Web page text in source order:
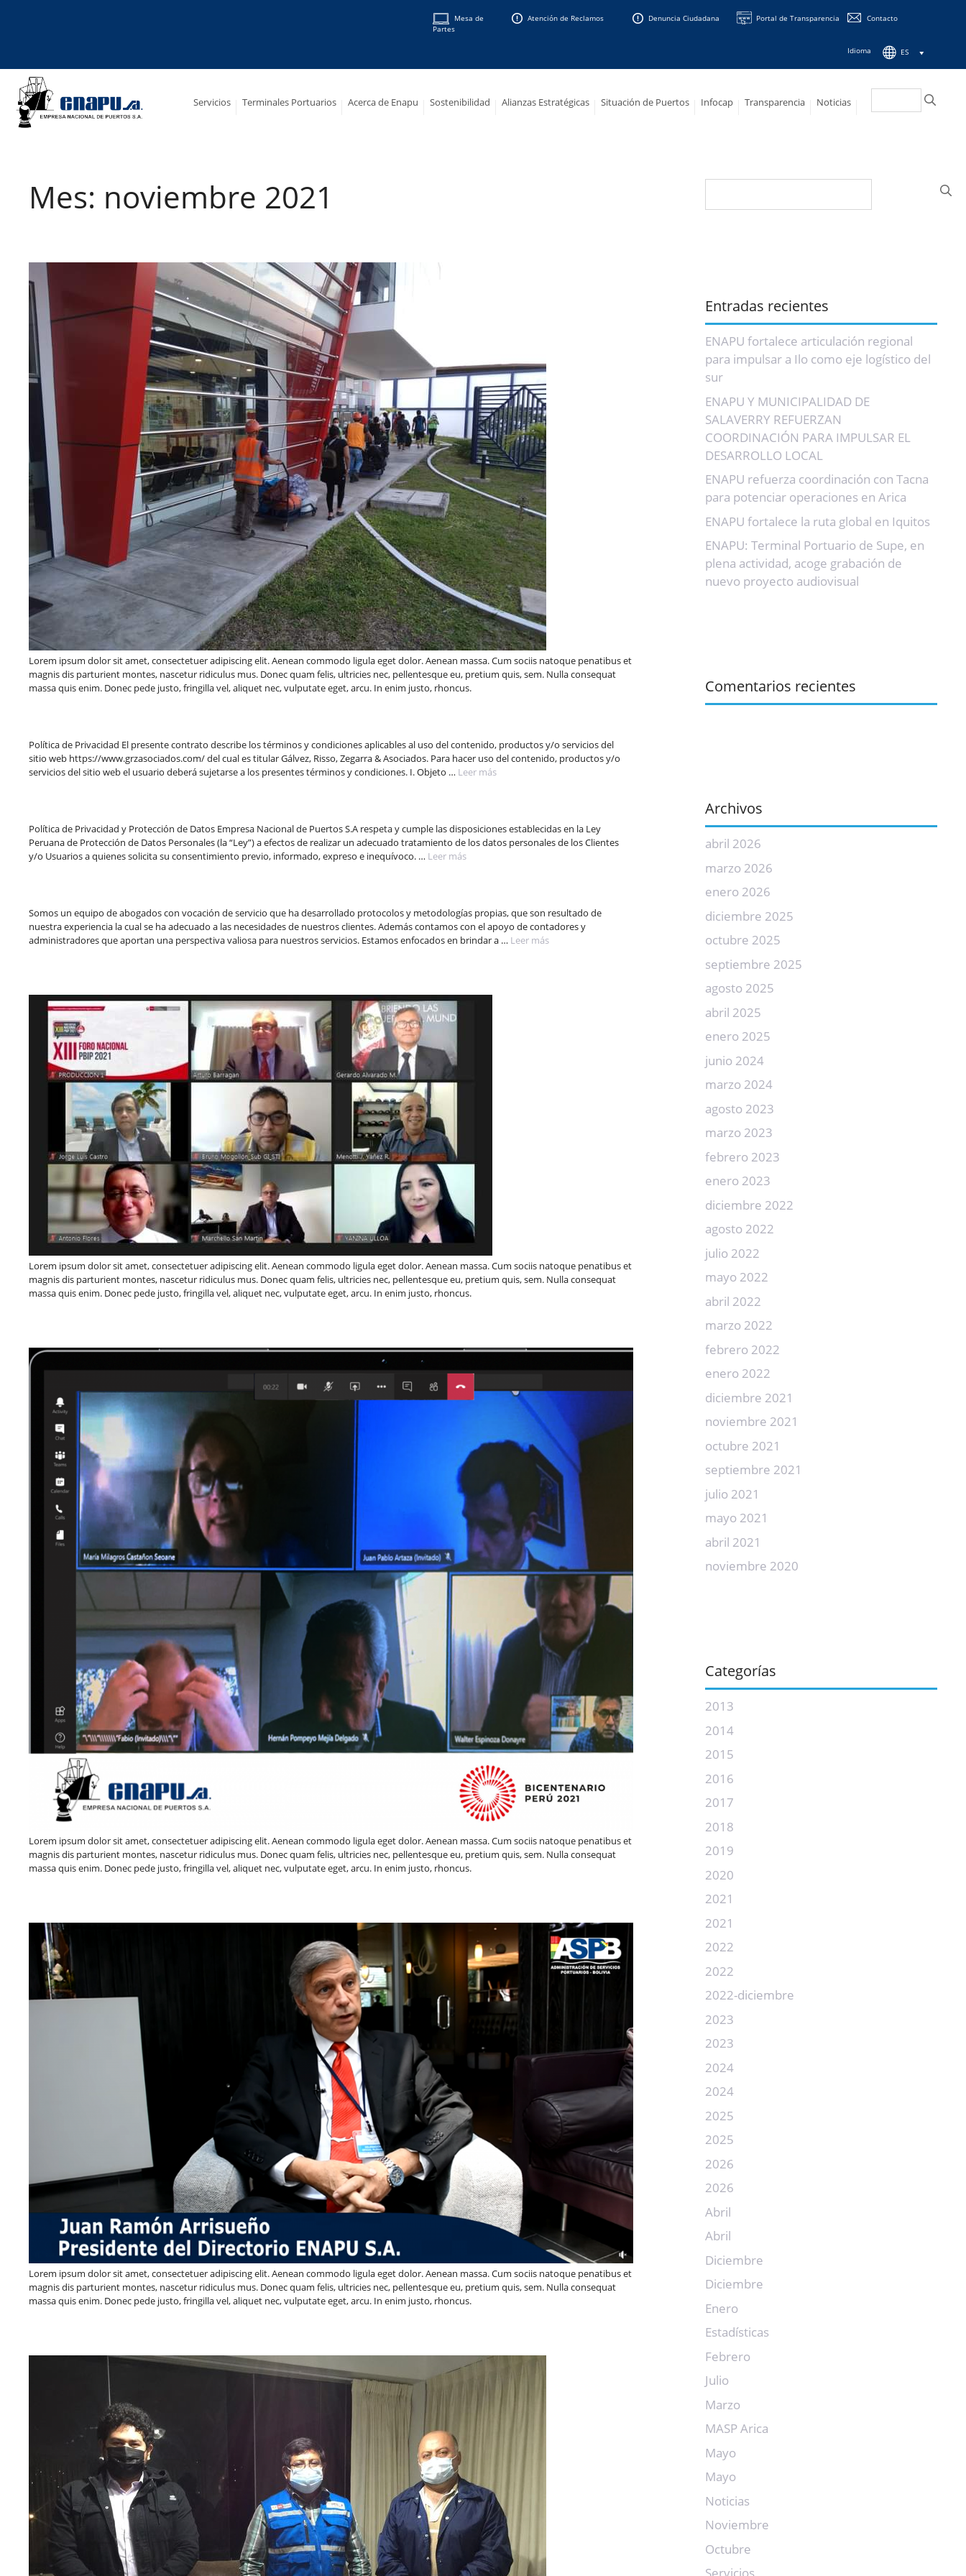
Mesa de
Partes
Atención de Reclamos Denuncia Ciudadana Portal de Transparencia Contacto
Idioma ES
Servicios Terminales Portuarios Acerca de Enapu Sostenibilidad Alianzas Estratégicas Situación de Puertos Infocap Transparencia Noticias
Mes: noviembre 2021
Lorem ipsum dolor sit amet, consectetuer adipiscing elit. Aenean commodo ligula eget dolor. Aenean massa. Cum sociis natoque penatibus et
magnis dis parturient montes, nascetur ridiculus mus. Donec quam felis, ultricies nec, pellentesque eu, pretium quis, sem. Nulla consequat
massa quis enim. Donec pede justo, fringilla vel, aliquet nec, vulputate eget, arcu. In enim justo, rhoncus.
Política de Privacidad El presente contrato describe los términos y condiciones aplicables al uso del contenido, productos y/o servicios del
sitio web https://www.grzasociados.com/ del cual es titular Gálvez, Risso, Zegarra & Asociados. Para hacer uso del contenido, productos y/o
servicios del sitio web el usuario deberá sujetarse a los presentes términos y condiciones. I. Objeto … Leer más
Política de Privacidad y Protección de Datos Empresa Nacional de Puertos S.A respeta y cumple las disposiciones establecidas en la Ley
Peruana de Protección de Datos Personales (la “Ley”) a efectos de realizar un adecuado tratamiento de los datos personales de los Clientes
y/o Usuarios a quienes solicita su consentimiento previo, informado, expreso e inequívoco. … Leer más
Somos un equipo de abogados con vocación de servicio que ha desarrollado protocolos y metodologías propias, que son resultado de
nuestra experiencia la cual se ha adecuado a las necesidades de nuestros clientes. Además contamos con el apoyo de contadores y
administradores que aportan una perspectiva valiosa para nuestros servicios. Estamos enfocados en brindar a … Leer más
Lorem ipsum dolor sit amet, consectetuer adipiscing elit. Aenean commodo ligula eget dolor. Aenean massa. Cum sociis natoque penatibus et
magnis dis parturient montes, nascetur ridiculus mus. Donec quam felis, ultricies nec, pellentesque eu, pretium quis, sem. Nulla consequat
massa quis enim. Donec pede justo, fringilla vel, aliquet nec, vulputate eget, arcu. In enim justo, rhoncus.
Lorem ipsum dolor sit amet, consectetuer adipiscing elit. Aenean commodo ligula eget dolor. Aenean massa. Cum sociis natoque penatibus et
magnis dis parturient montes, nascetur ridiculus mus. Donec quam felis, ultricies nec, pellentesque eu, pretium quis, sem. Nulla consequat
massa quis enim. Donec pede justo, fringilla vel, aliquet nec, vulputate eget, arcu. In enim justo, rhoncus.
Lorem ipsum dolor sit amet, consectetuer adipiscing elit. Aenean commodo ligula eget dolor. Aenean massa. Cum sociis natoque penatibus et
magnis dis parturient montes, nascetur ridiculus mus. Donec quam felis, ultricies nec, pellentesque eu, pretium quis, sem. Nulla consequat
massa quis enim. Donec pede justo, fringilla vel, aliquet nec, vulputate eget, arcu. In enim justo, rhoncus.
Entradas recientes
ENAPU fortalece articulación regional
para impulsar a Ilo como eje logístico del
sur
ENAPU Y MUNICIPALIDAD DE
SALAVERRY REFUERZAN
COORDINACIÓN PARA IMPULSAR EL
DESARROLLO LOCAL
ENAPU refuerza coordinación con Tacna
para potenciar operaciones en Arica
ENAPU fortalece la ruta global en Iquitos
ENAPU: Terminal Portuario de Supe, en
plena actividad, acoge grabación de
nuevo proyecto audiovisual
Comentarios recientes
Archivos
abril 2026
marzo 2026
enero 2026
diciembre 2025
octubre 2025
septiembre 2025
agosto 2025
abril 2025
enero 2025
junio 2024
marzo 2024
agosto 2023
marzo 2023
febrero 2023
enero 2023
diciembre 2022
agosto 2022
julio 2022
mayo 2022
abril 2022
marzo 2022
febrero 2022
enero 2022
diciembre 2021
noviembre 2021
octubre 2021
septiembre 2021
julio 2021
mayo 2021
abril 2021
noviembre 2020
Categorías
2013
2014
2015
2016
2017
2018
2019
2020
2021
2021
2022
2022
2022-diciembre
2023
2023
2024
2024
2025
2025
2026
2026
Abril
Abril
Diciembre
Diciembre
Enero
Estadísticas
Febrero
Julio
Marzo
MASP Arica
Mayo
Mayo
Noticias
Noviembre
Octubre